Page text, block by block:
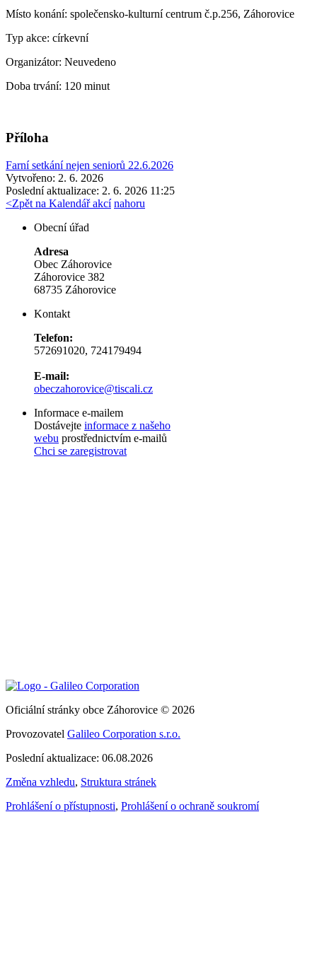
Místo konání: společensko-kulturní centrum č.p.256, Záhorovice
Typ akce: církevní
Organizátor: Neuvedeno
Doba trvání: 120 minut
Příloha
Farní setkání nejen seniorů 22.6.2026
Vytvořeno: 2. 6. 2026
Poslední aktualizace: 2. 6. 2026 11:25
<Zpět na Kalendář akcí nahoru
Obecní úřad
Adresa
Obec Záhorovice
Záhorovice 382
68735 Záhorovice
Kontakt
Telefon:
572691020, 724179494
E-mail:
obeczahorovice@tiscali.cz
Informace e-mailem
Dostávejte informace z našeho
webu prostřednictvím e-mailů
Chci se zaregistrovat
Oficiální stránky obce Záhorovice © 2026
Provozovatel Galileo Corporation s.r.o.
Poslední aktualizace: 06.08.2026
Změna vzhledu, Struktura stránek
Prohlášení o přístupnosti, Prohlášení o ochraně soukromí